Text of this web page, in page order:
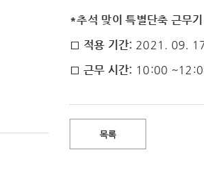
*추석 맞이 특별단축 근무
□ 적용 기간: 2021. 09.
□ 근무 시간: 10:00
목록